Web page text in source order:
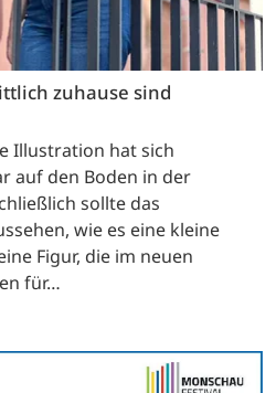
zuhause sind
Illustration hat sich
auf den Boden in der
sollte das
wie es eine kleine
Figur, die im neuen
für…